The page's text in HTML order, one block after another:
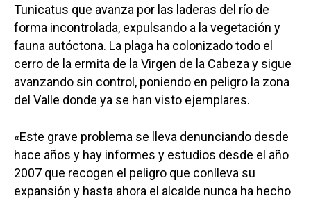
Tunicatus que avanza por las laderas del río de
forma incontrolada, expulsando a la vegetación y
fauna autóctona. La plaga ha colonizado todo el
cerro de la ermita de la Virgen de la Cabeza y sigue
avanzando sin control, poniendo en peligro la zona
del Valle donde ya se han visto ejemplares.
«Este grave problema se lleva denunciando desde
hace años y hay informes y estudios desde el año
2007 que recogen el peligro que conlleva su
expansión y hasta ahora el alcalde nunca ha hecho